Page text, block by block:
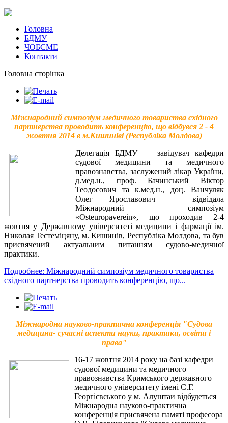
Головна
БДМУ
ЧОБСМЕ
Контакти
Головна сторінка
Міжнародний симпозіум медичного товариства східного
партнерства проводить конференцію, що відбувся 2 - 4
жовтня 2014 в м.Кишиніві (Республіка Молдова)
Делегація БДМУ – завідувач кафедри
судової медицини та медичного
правознавства, заслужений лікар України,
д.мед.н., проф. Бачинський Віктор
Теодосович та к.мед.н., доц. Ванчуляк
Олег Ярославович – відвідала
Міжнародний симпозіум
«Osteuropaverein», що проходив 2-4
жовтня у Державному університеті медицини і фармації ім.
Николая Тестеміцяну, м. Кишинів, Республіка Молдова, та був
присвячений актуальним питанням судово-медичної
практики.
Подробнее: Міжнародний симпозіум медичного товариства
східного партнерства проводить конференцію, що...
Міжнародна науково-практична конференція "Судова
медицина- сучасні аспекти науки, практики, освіти і
права"
16-17 жовтня 2014 року на базі кафедри
судової медицини та медичного
правознавства Кримського державного
медичного університету імені С.Г.
Георгієвського у м. Алуштаи відбудеться
Міжнародна науково-практична
конференція присвячена памяті професора